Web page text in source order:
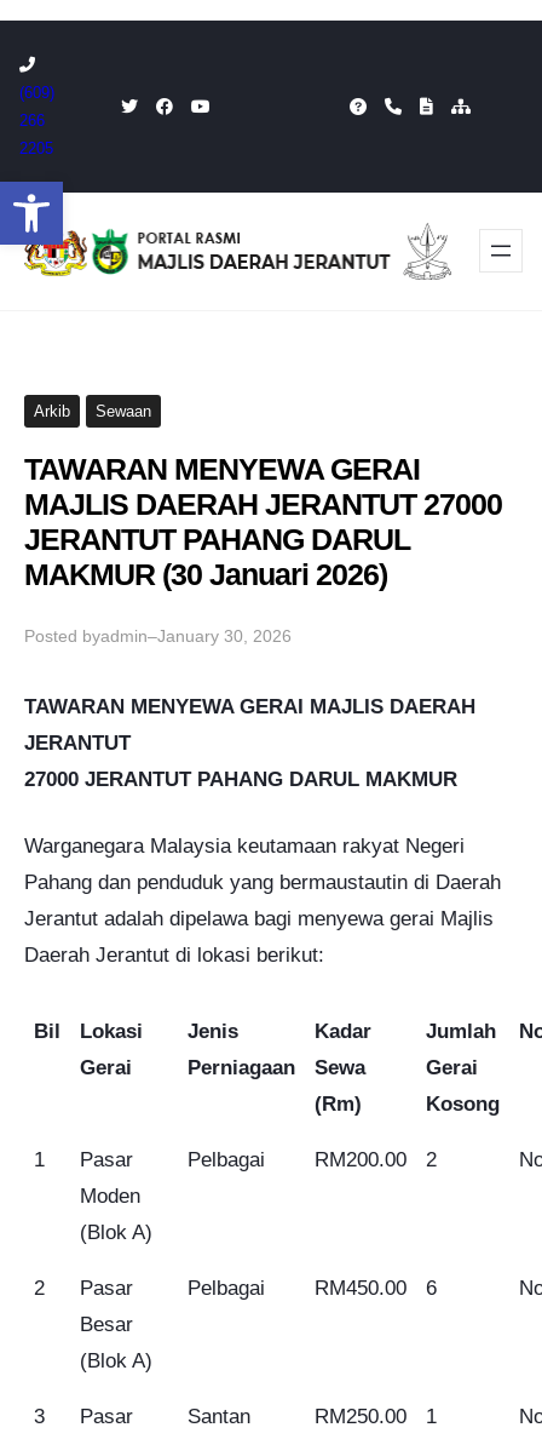
Open toolbar
to
content
(609)
266
2205
Arkib Sewaan
TAWARAN MENYEWA GERAI
MAJLIS DAERAH JERANTUT 27000
JERANTUT PAHANG DARUL
MAKMUR (30 Januari 2026)
Posted byadmin–January 30, 2026
TAWARAN MENYEWA GERAI MAJLIS DAERAH
JERANTUT
27000 JERANTUT PAHANG DARUL MAKMUR
Warganegara Malaysia keutamaan rakyat Negeri
Pahang dan penduduk yang bermaustautin di Daerah
Jerantut adalah dipelawa bagi menyewa gerai Majlis
Daerah Jerantut di lokasi berikut:
Bil
Lokasi
Gerai
Jenis
Perniagaan
Kadar
Sewa
(Rm)
Jumlah
Gerai
Kosong
1
Pasar
Moden
(Blok A)
Pelbagai RM200.00 2
2
Pasar
Besar
(Blok A)
Pelbagai RM450.00 6
3
Pasar
Santan RM250.00 1